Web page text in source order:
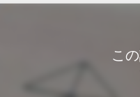
こ